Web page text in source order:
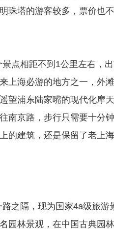
珠塔的游客较多，票价也
点相距不到1公里左右，
上海必游的地方之一，外
望浦东陆家嘴的现代化摩
南京路，步行只需要十分
的建筑，还是保留了老上
之隔，现为国家4a级旅游
园林景观，在中国古典园